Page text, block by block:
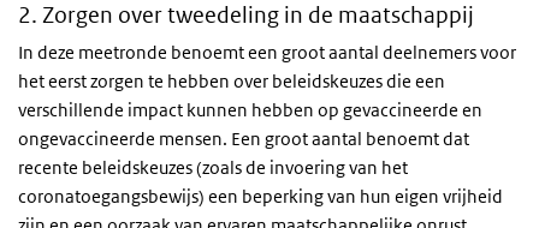
2. Zorgen over tweedeling in de maatschappij
In deze meetronde benoemt een groot aantal deelnemers voor
het eerst zorgen te hebben over beleidskeuzes die een
verschillende impact kunnen hebben op gevaccineerde en
ongevaccineerde mensen. Een groot aantal benoemt dat
recente beleidskeuzes (zoals de invoering van het
coronatoegangsbewijs) een beperking van hun eigen vrijheid